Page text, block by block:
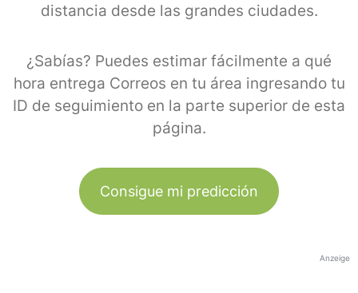
distancia desde las grandes ciudades.
¿Sabías? Puedes estimar fácilmente a qué
hora entrega Correos en tu área ingresando tu
ID de seguimiento en la parte superior de esta
página.
Consigue mi predicción
Anzeige